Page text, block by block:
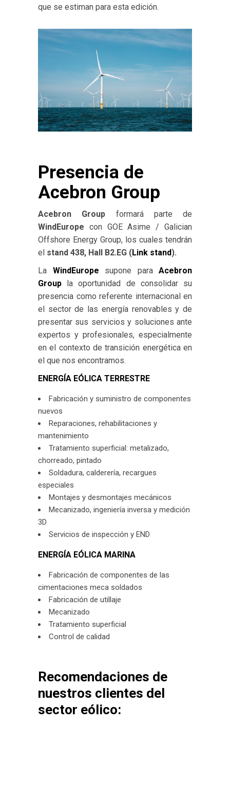
que se estiman para esta edición.
Presencia de
Acebron Group
Acebron Group formará parte de
WindEurope con GOE Asime / Galician
Offshore Energy Group, los cuales tendrán
el stand 438, Hall B2.EG (Link stand).
La WindEurope supone para Acebron
Group la oportunidad de consolidar su
presencia como referente internacional en
el sector de las energía renovables y de
presentar sus servicios y soluciones ante
expertos y profesionales, especialmente
en el contexto de transición energética en
el que nos encontramos.
ENERGÍA EÓLICA TERRESTRE
Fabricación y suministro de componentes
nuevos
Reparaciones, rehabilitaciones y
mantenimiento
Tratamiento superficial: metalizado,
chorreado, pintado
Soldadura, calderería, recargues
especiales
Montajes y desmontajes mecánicos
Mecanizado, ingeniería inversa y medición
3D
Servicios de inspección y END
ENERGÍA EÓLICA MARINA
Fabricación de componentes de las
cimentaciones meca soldados
Fabricación de utillaje
Mecanizado
Tratamiento superficial
Control de calidad
Recomendaciones de
nuestros clientes del
sector eólico: